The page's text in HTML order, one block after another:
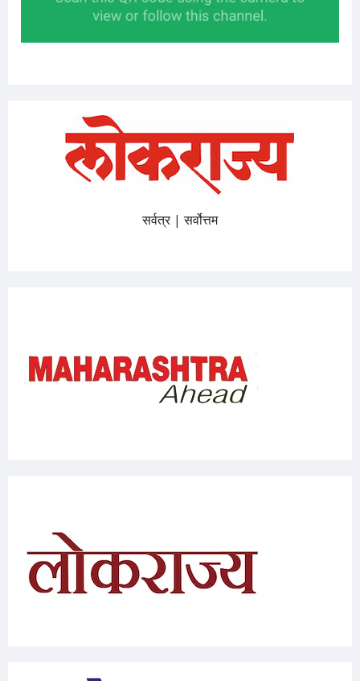
सर्वत्र | सर्वोत्तम